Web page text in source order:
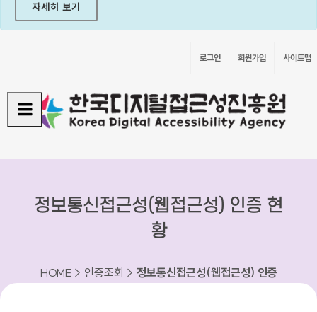
자세히 보기
로그인 회원가입 사이트맵
정보통신접근성(웹접근성) 인증 현
황
HOME > 인증조회 > 정보통신접근성(웹접근성) 인증